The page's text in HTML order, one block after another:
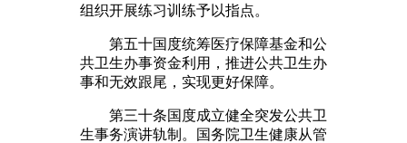
组织开展练习训练予以指点。
第五十国度统筹医疗保障基金和公
共卫生办事资金利用，推进公共卫生办
事和无效跟尾，实现更好保障。
第三十条国度成立健全突发公共卫
生事务演讲轨制。国务院卫生健康从管